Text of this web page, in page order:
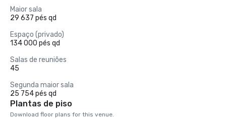
Maior sala
29 637 pés qd
Espaço (privado)
134 000 pés qd
Salas de reuniões
45
Segunda maior sala
25 754 pés qd
Plantas de piso
Download floor plans for this venue.